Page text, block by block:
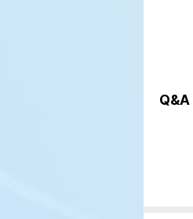
Q&A